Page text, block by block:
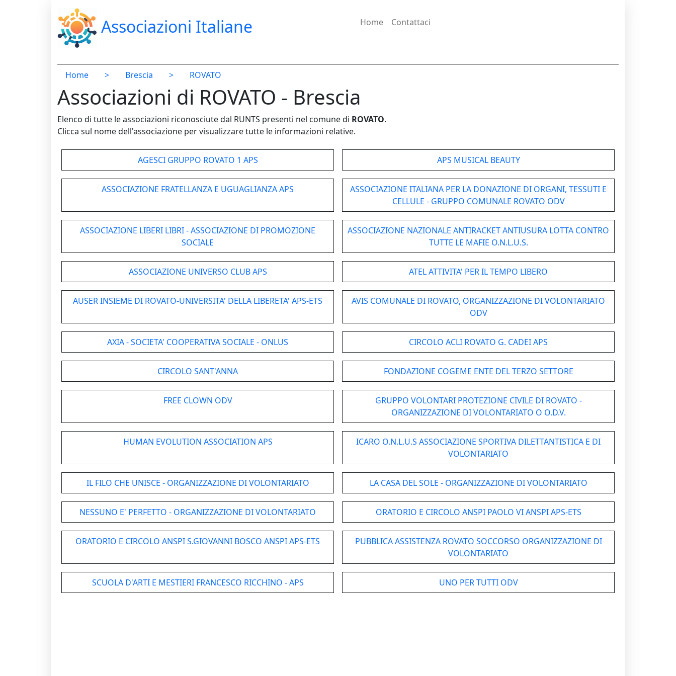
Associazioni Italiane Home Contattaci
Home > Brescia > ROVATO
Associazioni di ROVATO - Brescia
Elenco di tutte le associazioni riconosciute dal RUNTS presenti nel comune di ROVATO.
Clicca sul nome dell'associazione per visualizzare tutte le informazioni relative.
AGESCI GRUPPO ROVATO 1 APS APS MUSICAL BEAUTY
ASSOCIAZIONE FRATELLANZA E UGUAGLIANZA APS
ASSOCIAZIONE ITALIANA PER LA DONAZIONE DI ORGANI, TESSUTI E
CELLULE - GRUPPO COMUNALE ROVATO ODV
ASSOCIAZIONE LIBERI LIBRI - ASSOCIAZIONE DI PROMOZIONE
SOCIALE
ASSOCIAZIONE NAZIONALE ANTIRACKET ANTIUSURA LOTTA CONTRO
TUTTE LE MAFIE O.N.L.U.S.
ASSOCIAZIONE UNIVERSO CLUB APS ATEL ATTIVITA' PER IL TEMPO LIBERO
AUSER INSIEME DI ROVATO-UNIVERSITA' DELLA LIBERETA' APS-ETS
AVIS COMUNALE DI ROVATO, ORGANIZZAZIONE DI VOLONTARIATO
ODV
AXIA - SOCIETA' COOPERATIVA SOCIALE - ONLUS CIRCOLO ACLI ROVATO G. CADEI APS
CIRCOLO SANT'ANNA FONDAZIONE COGEME ENTE DEL TERZO SETTORE
FREE CLOWN ODV
GRUPPO VOLONTARI PROTEZIONE CIVILE DI ROVATO -
ORGANIZZAZIONE DI VOLONTARIATO O O.D.V.
HUMAN EVOLUTION ASSOCIATION APS
ICARO O.N.L.U.S ASSOCIAZIONE SPORTIVA DILETTANTISTICA E DI
VOLONTARIATO
IL FILO CHE UNISCE - ORGANIZZAZIONE DI VOLONTARIATO LA CASA DEL SOLE - ORGANIZZAZIONE DI VOLONTARIATO
NESSUNO E' PERFETTO - ORGANIZZAZIONE DI VOLONTARIATO ORATORIO E CIRCOLO ANSPI PAOLO VI ANSPI APS-ETS
ORATORIO E CIRCOLO ANSPI S.GIOVANNI BOSCO ANSPI APS-ETS
PUBBLICA ASSISTENZA ROVATO SOCCORSO ORGANIZZAZIONE DI
VOLONTARIATO
SCUOLA D'ARTI E MESTIERI FRANCESCO RICCHINO - APS UNO PER TUTTI ODV